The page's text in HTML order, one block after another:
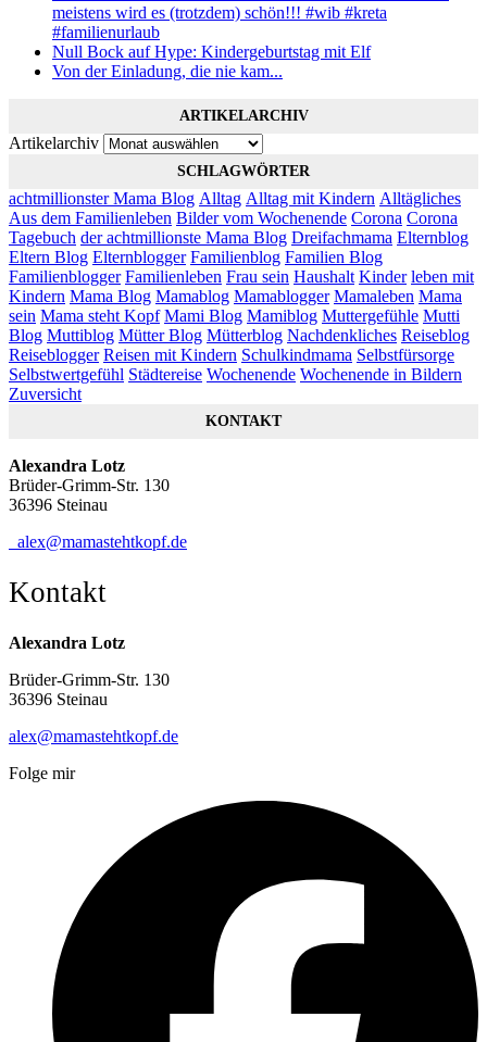
meistens wird es (trotzdem) schön!!! #wib #kreta
#familienurlaub
Null Bock auf Hype: Kindergeburtstag mit Elf
Von der Einladung, die nie kam...
ARTIKELARCHIV
Artikelarchiv
SCHLAGWÖRTER
achtmillionster Mama Blog Alltag Alltag mit Kindern Alltägliches
Aus dem Familienleben Bilder vom Wochenende Corona Corona
Tagebuch der achtmillionste Mama Blog Dreifachmama Elternblog
Eltern Blog Elternblogger Familienblog Familien Blog
Familienblogger Familienleben Frau sein Haushalt Kinder leben mit
Kindern Mama Blog Mamablog Mamablogger Mamaleben Mama
sein Mama steht Kopf Mami Blog Mamiblog Muttergefühle Mutti
Blog Muttiblog Mütter Blog Mütterblog Nachdenkliches Reiseblog
Reiseblogger Reisen mit Kindern Schulkindmama Selbstfürsorge
Selbstwertgefühl Städtereise Wochenende Wochenende in Bildern
Zuversicht
KONTAKT
Alexandra Lotz
Brüder-Grimm-Str. 130
36396 Steinau
alex@mamastehtkopf.de
Kontakt
Alexandra Lotz
Brüder-Grimm-Str. 130
36396 Steinau
alex@mamastehtkopf.de
Folge mir